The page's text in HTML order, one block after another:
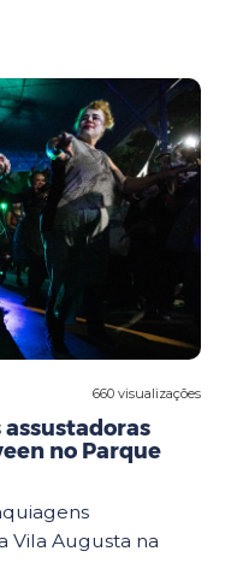
660 visualizações
no Parque
Vila Augusta na